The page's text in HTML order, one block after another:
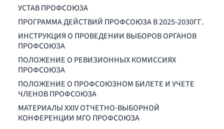
УСТАВ ПРОФСОЮЗА
ПРОГРАММА ДЕЙСТВИЙ ПРОФСОЮЗА В 2025-2030ГГ.
ИНСТРУКЦИЯ О ПРОВЕДЕНИИ ВЫБОРОВ ОРГАНОВ
ПРОФСОЮЗА
ПОЛОЖЕНИЕ О РЕВИЗИОННЫХ КОМИССИЯХ
ПРОФСОЮЗА
ПОЛОЖЕНИЕ О ПРОФСОЮЗНОМ БИЛЕТЕ И УЧЕТЕ
ЧЛЕНОВ ПРОФСОЮЗА
МАТЕРИАЛЫ XXIV ОТЧЕТНО-ВЫБОРНОЙ
КОНФЕРЕНЦИИ МГО ПРОФСОЮЗА